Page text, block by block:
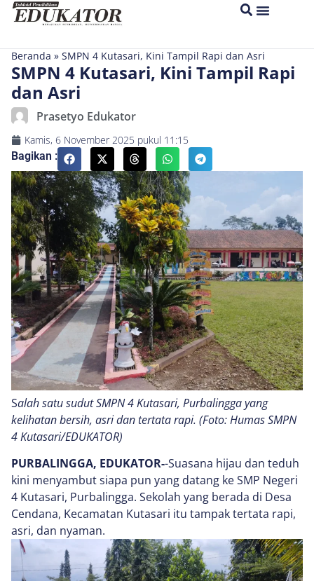
Beranda » SMPN 4 Kutasari, Kini Tampil Rapi dan Asri
SMPN 4 Kutasari, Kini Tampil Rapi
dan Asri
Prasetyo Edukator
Kamis, 6 November 2025 pukul 11:15
Bagikan :
Salah satu sudut SMPN 4 Kutasari, Purbalingga yang
kelihatan bersih, asri dan tertata rapi. (Foto: Humas SMPN
4 Kutasari/EDUKATOR)
PURBALINGGA, EDUKATOR--Suasana hijau dan teduh
kini menyambut siapa pun yang datang ke SMP Negeri
4 Kutasari, Purbalingga. Sekolah yang berada di Desa
Cendana, Kecamatan Kutasari itu tampak tertata rapi,
asri, dan nyaman.